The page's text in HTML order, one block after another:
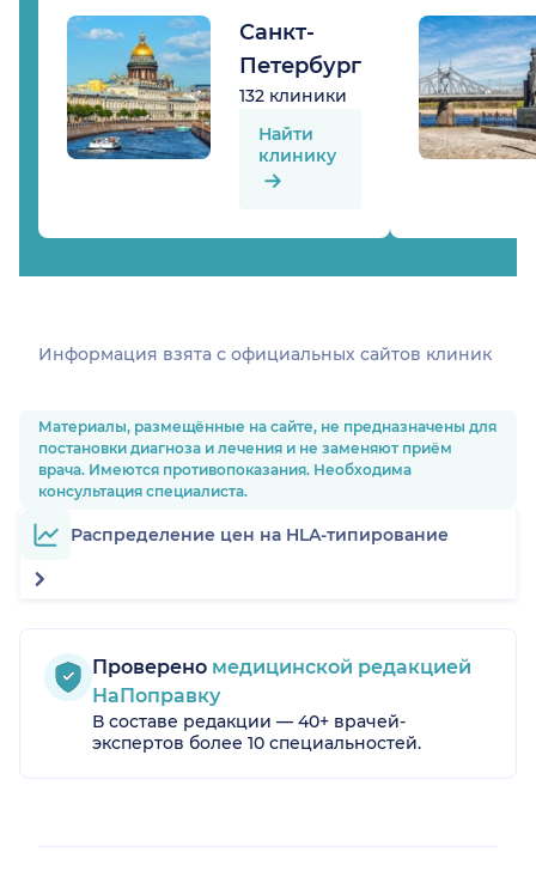
Санкт-
Петербург
132 клиники
Найти
клинику
Информация взята c официальных сайтов клиник
Материалы, размещённые на сайте, не предназначены для
постановки диагноза и лечения и не заменяют приём
врача. Имеются противопоказания. Необходима
консультация специалиста.
Распределение цен на HLA-типирование
Проверено медицинской редакцией
НаПоправку
В составе редакции — 40+ врачей-
экспертов более 10 специальностей.